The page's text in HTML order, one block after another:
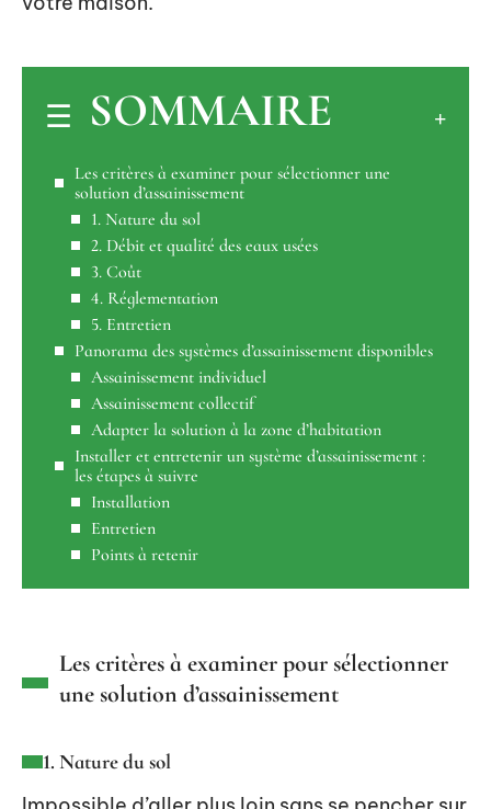
SOMMAIRE
Les critères à examiner pour sélectionner une
solution d’assainissement
1. Nature du sol
2. Débit et qualité des eaux usées
3. Coût
4. Réglementation
5. Entretien
Panorama des systèmes d’assainissement disponibles
Assainissement individuel
Assainissement collectif
Adapter la solution à la zone d’habitation
Installer et entretenir un système d’assainissement :
les étapes à suivre
Installation
Entretien
Points à retenir
Les critères à examiner pour sélectionner
une solution d’assainissement
1. Nature du sol